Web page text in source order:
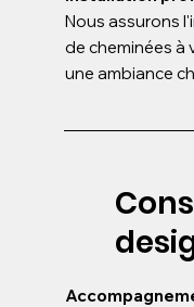
Nous assurons
de cheminées à
une ambiance